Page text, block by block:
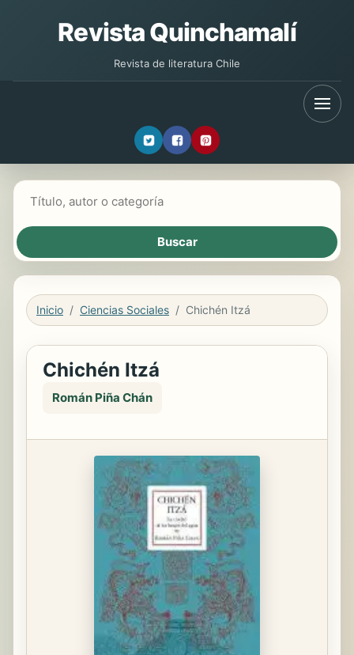
Revista Quinchamalí
Revista de literatura Chile
Inicio Ciencias Sociales Chichén Itzá
Chichén Itzá
Román Piña Chán